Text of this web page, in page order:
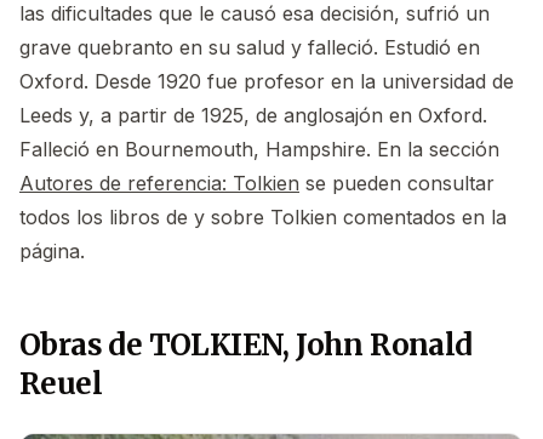
las dificultades que le causó esa decisión, sufrió un
grave quebranto en su salud y falleció. Estudió en
Oxford. Desde 1920 fue profesor en la universidad de
Leeds y, a partir de 1925, de anglosajón en Oxford.
Falleció en Bournemouth, Hampshire. En la sección
Autores de referencia: Tolkien se pueden consultar
todos los libros de y sobre Tolkien comentados en la
página.
Obras de TOLKIEN, John Ronald
Reuel